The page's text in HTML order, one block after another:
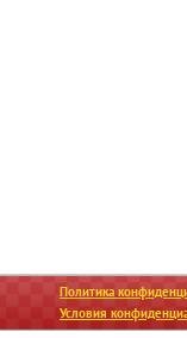
Политика
Условия